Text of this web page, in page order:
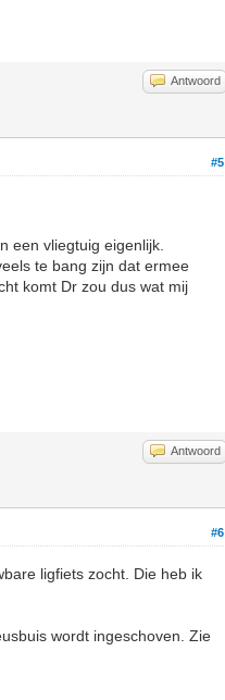
Antwoord
#5
een vliegtuig eigenlijk.
te bang zijn dat ermee
komt Dr zou dus wat mij
Antwoord
#6
ligfiets zocht. Die heb ik
wordt ingeschoven. Zie